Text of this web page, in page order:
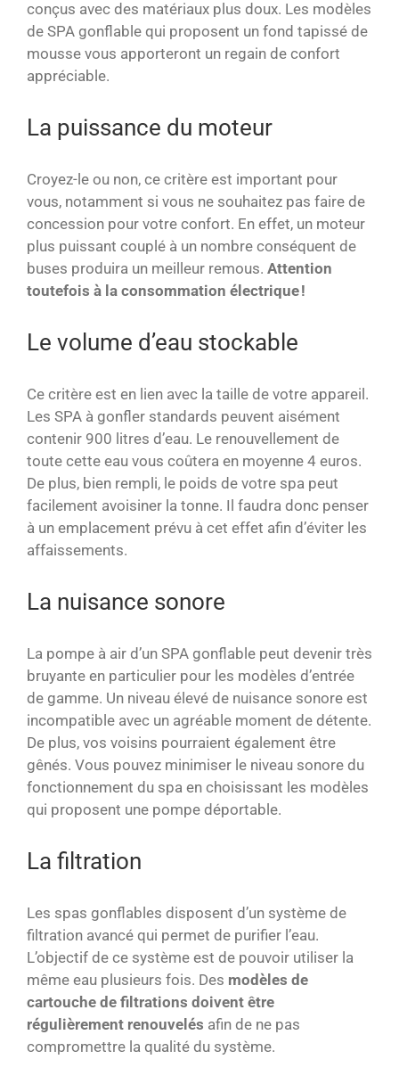
conçus avec des matériaux plus doux. Les modèles
de SPA gonflable qui proposent un fond tapissé de
mousse vous apporteront un regain de confort
appréciable.
La puissance du moteur
Croyez-le ou non, ce critère est important pour
vous, notamment si vous ne souhaitez pas faire de
concession pour votre confort. En effet, un moteur
plus puissant couplé à un nombre conséquent de
buses produira un meilleur remous. Attention
toutefois à la consommation électrique !
Le volume d’eau stockable
Ce critère est en lien avec la taille de votre appareil.
Les SPA à gonfler standards peuvent aisément
contenir 900 litres d’eau. Le renouvellement de
toute cette eau vous coûtera en moyenne 4 euros.
De plus, bien rempli, le poids de votre spa peut
facilement avoisiner la tonne. Il faudra donc penser
à un emplacement prévu à cet effet afin d’éviter les
affaissements.
La nuisance sonore
La pompe à air d’un SPA gonflable peut devenir très
bruyante en particulier pour les modèles d’entrée
de gamme. Un niveau élevé de nuisance sonore est
incompatible avec un agréable moment de détente.
De plus, vos voisins pourraient également être
gênés. Vous pouvez minimiser le niveau sonore du
fonctionnement du spa en choisissant les modèles
qui proposent une pompe déportable.
La filtration
Les spas gonflables disposent d’un système de
filtration avancé qui permet de purifier l’eau.
L’objectif de ce système est de pouvoir utiliser la
même eau plusieurs fois. Des modèles de
cartouche de filtrations doivent être
régulièrement renouvelés afin de ne pas
compromettre la qualité du système.